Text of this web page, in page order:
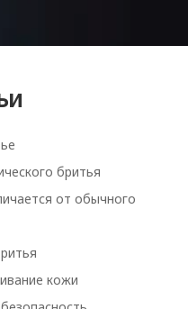
бритья
от обычного
кожи